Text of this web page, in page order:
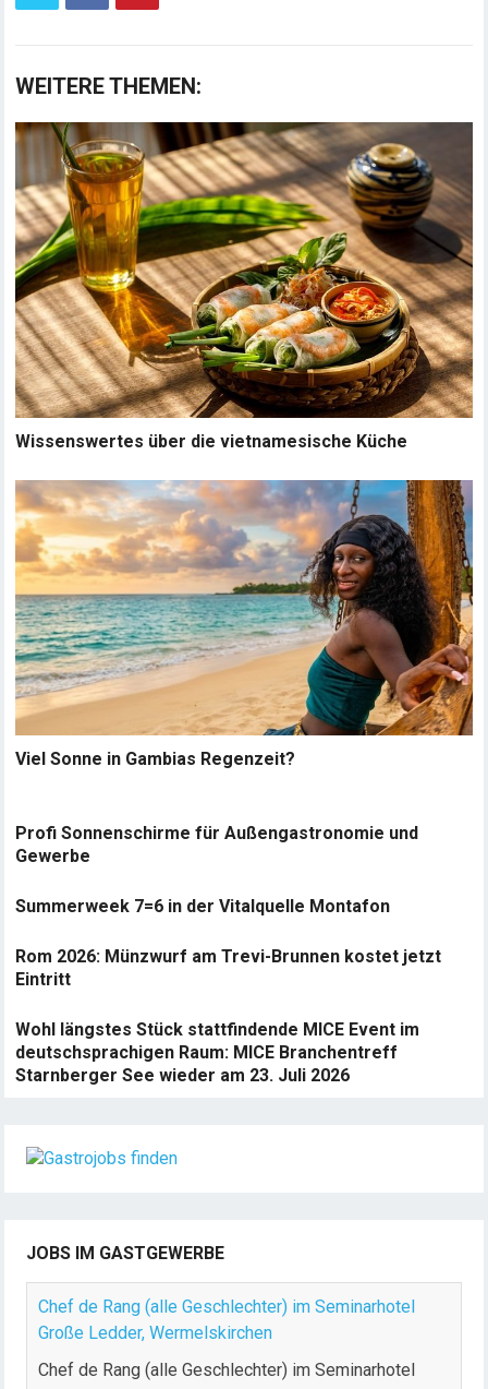
WEITERE THEMEN:
Wissenswertes über die vietnamesische Küche
Viel Sonne in Gambias Regenzeit?
Profi Sonnenschirme für Außengastronomie und
Gewerbe
Summerweek 7=6 in der Vitalquelle Montafon
Rom 2026: Münzwurf am Trevi-Brunnen kostet jetzt
Eintritt
Wohl längstes Stück stattfindende MICE Event im
deutschsprachigen Raum: MICE Branchentreff
Starnberger See wieder am 23. Juli 2026
JOBS IM GASTGEWERBE
Chef de Rang (alle Geschlechter) im Seminarhotel
Große Ledder, Wermelskirchen
Chef de Rang (alle Geschlechter) im Seminarhotel